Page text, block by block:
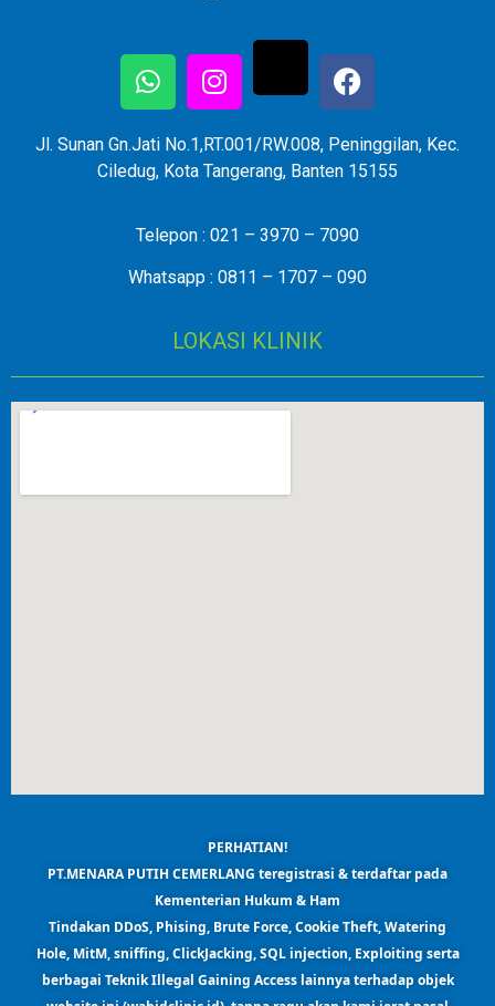
Jl. Sunan Gn.Jati No.1,RT.001/RW.008, Peninggilan, Kec.
Ciledug, Kota Tangerang, Banten 15155
Telepon : 021 – 3970 – 7090
Whatsapp : 0811 – 1707 – 090
LOKASI KLINIK
PERHATIAN!
PT.MENARA PUTIH CEMERLANG teregistrasi & terdaftar pada
Kementerian Hukum & Ham
Tindakan DDoS, Phising, Brute Force, Cookie Theft, Watering
Hole, MitM, sniffing, ClickJacking, SQL injection, Exploiting serta
berbagai Teknik Illegal Gaining Access lainnya terhadap objek